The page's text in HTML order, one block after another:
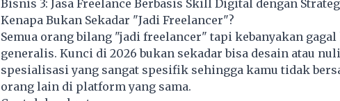
Bisnis 3: Jasa Freelance Berbasis Skill Digital dengan
Kenapa Bukan Sekadar "Jadi Freelancer"?
Semua orang bilang "jadi freelancer" tapi kebanyakan
generalis. Kunci di 2026 bukan sekadar bisa desain atau
spesialisasi yang sangat spesifik sehingga kamu tidak
orang lain di platform yang sama.